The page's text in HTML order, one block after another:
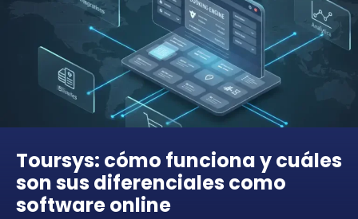
Toursys: cómo funciona y cuáles
son sus diferenciales como
software online